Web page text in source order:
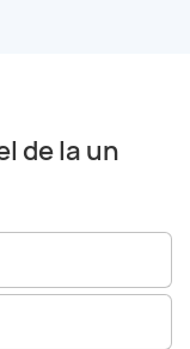
de la un